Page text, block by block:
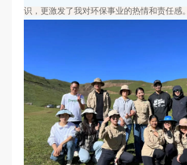
识，更激发了我对环保事业的热情和责任感。